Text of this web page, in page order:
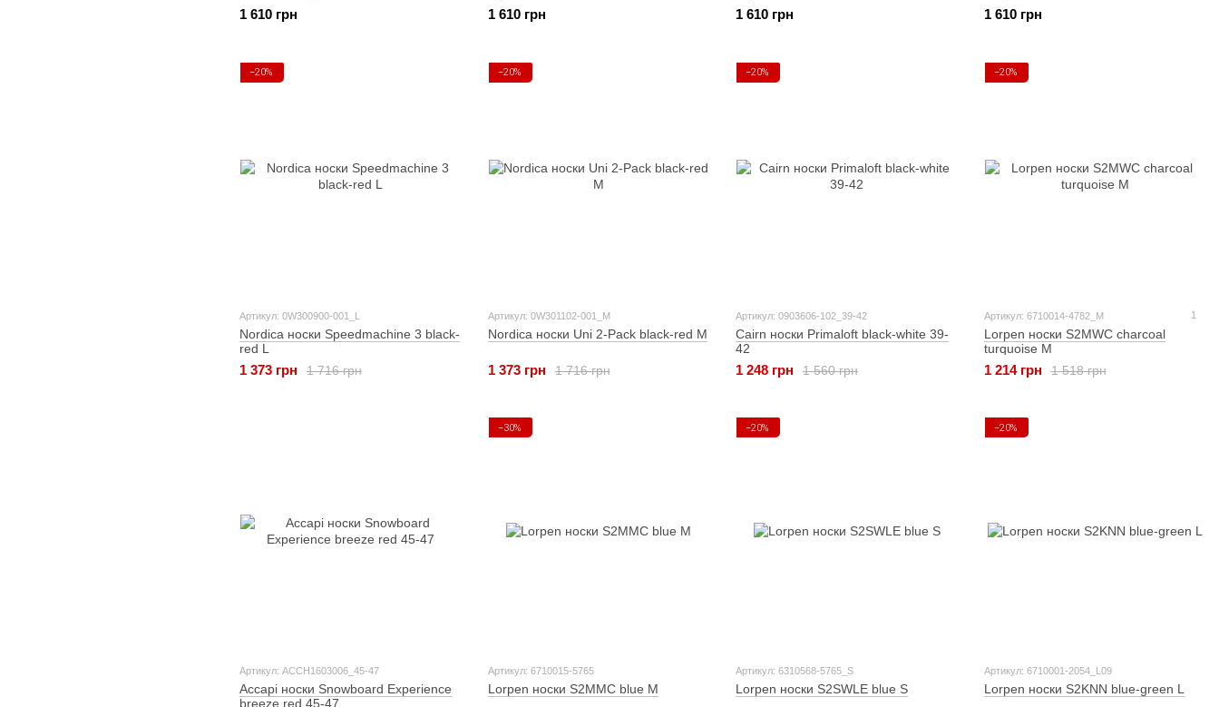
1 610 грн 1 610 грн 1 610 грн 1 610 грн
−20%
Артикул: 0W300900-001_L
Nordica носки Speedmachine 3 black-
red L
1 716 грн
1 373 грн
−20%
Артикул: 0W301102-001_M
Nordica носки Uni 2-Pack black-red M
1 716 грн
1 373 грн
−20%
Артикул: 0903606-102_39-42
Cairn носки Primaloft black-white 39-
42
1 560 грн
1 248 грн
−20%
Артикул: 6710014-4782_M 1
Lorpen носки S2MWC charcoal
turquoise M
1 518 грн
1 214 грн
Артикул: ACCH1603006_45-47
Accapi носки Snowboard Experience
breeze red 45-47
−30%
Артикул: 6710015-5765
Lorpen носки S2MMC blue M
−20%
Артикул: 6310568-5765_S
Lorpen носки S2SWLE blue S
−20%
Артикул: 6710001-2054_L09
Lorpen носки S2KNN blue-green L